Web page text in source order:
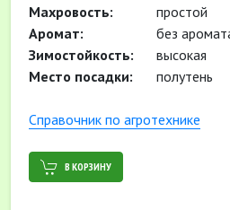
Махровость:
простой
Аромат:
без
Зимостойкость:
высокая
Место посадки:
полутень
Cправочник по агротехнике
В КОРЗИНУ